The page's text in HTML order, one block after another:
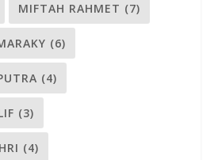
MIFTAH RAHMET (7)
(6)
(4)
(3)
(4)